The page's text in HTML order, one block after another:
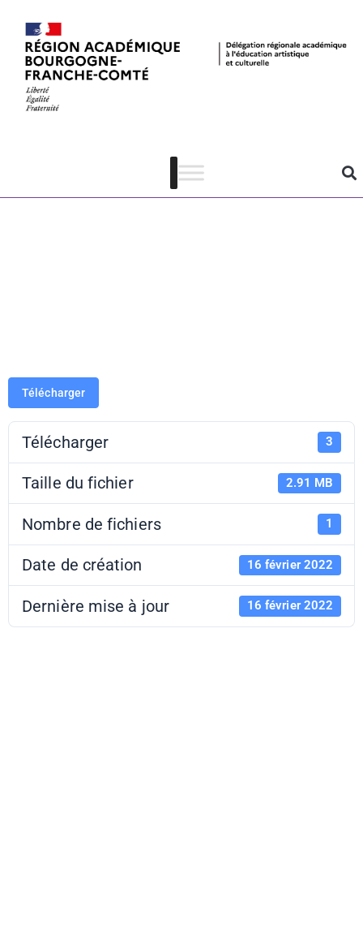
« En toute
discrétion » –
Expo au MBAA
Télécharger
Télécharger 3
Taille du fichier 2.91 MB
Nombre de fichiers 1
Date de création 16 février 2022
Dernière mise à jour 16 février 2022